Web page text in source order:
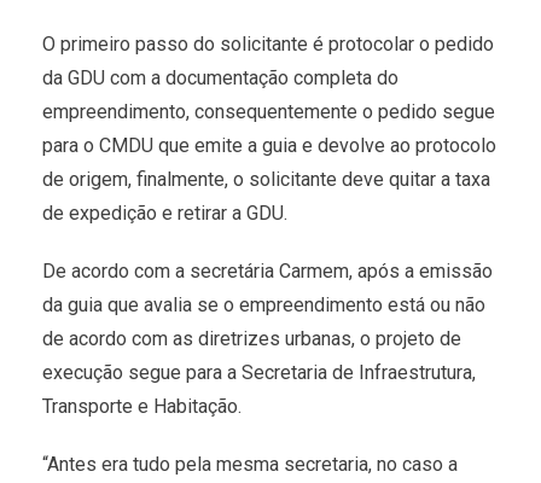
O primeiro passo do solicitante é protocolar o pedido
da GDU com a documentação completa do
empreendimento, consequentemente o pedido segue
para o CMDU que emite a guia e devolve ao protocolo
de origem, finalmente, o solicitante deve quitar a taxa
de expedição e retirar a GDU.
De acordo com a secretária Carmem, após a emissão
da guia que avalia se o empreendimento está ou não
de acordo com as diretrizes urbanas, o projeto de
execução segue para a Secretaria de Infraestrutura,
Transporte e Habitação.
“Antes era tudo pela mesma secretaria, no caso a